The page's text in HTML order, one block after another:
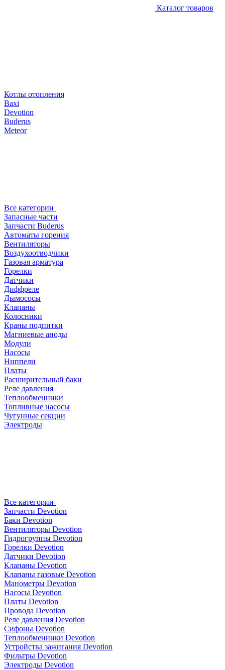
Каталог товаров
Котлы отопления
Baxi
Devotion
Buderus
Meteor
Все категории
Запасные части
Запчасти Buderus
Автоматы горения
Вентиляторы
Воздухоотводчики
Газовая арматура
Горелки
Датчики
Диффреле
Дымососы
Клапаны
Колосники
Краны подпитки
Магниевые аноды
Модули
Насосы
Ниппели
Платы
Расширительный баки
Реле давления
Теплообменники
Топливные насосы
Чугунные секции
Электроды
Все категории
Запчасти Devotion
Баки Devotion
Вентиляторы Devotion
Гидрогруппы Devotion
Горелки Devotion
Датчики Devotion
Клапаны Devotion
Клапаны газовые Devotion
Манометры Devotion
Насосы Devotion
Платы Devotion
Провода Devotion
Реле давления Devotion
Сифоны Devotion
Теплообменники Devotion
Устройства зажигания Devotion
Фильтры Devotion
Электроды Devotion